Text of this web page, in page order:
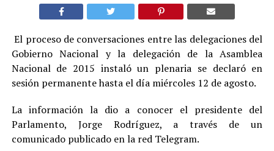
El proceso de conversaciones entre las delegaciones del
Gobierno Nacional y la delegación de la Asamblea
Nacional de 2015 instaló un plenaria se declaró en
sesión permanente hasta el día miércoles 12 de agosto.
La información la dio a conocer el presidente del
Parlamento, Jorge Rodríguez, a través de un
comunicado publicado en la red Telegram.